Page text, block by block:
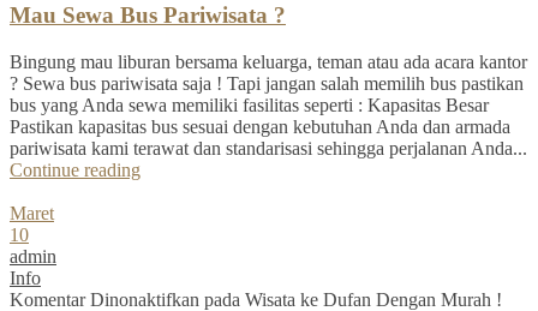
Mau Sewa Bus Pariwisata ?
Bingung mau liburan bersama keluarga, teman atau ada acara kantor
? Sewa bus pariwisata saja ! Tapi jangan salah memilih bus pastikan
bus yang Anda sewa memiliki fasilitas seperti : Kapasitas Besar
Pastikan kapasitas bus sesuai dengan kebutuhan Anda dan armada
pariwisata kami terawat dan standarisasi sehingga perjalanan Anda...
Continue reading
Maret
10
admin
Info
Komentar Dinonaktifkan pada Wisata ke Dufan Dengan Murah !